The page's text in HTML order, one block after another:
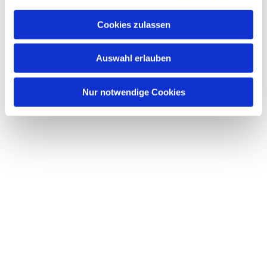
Cookies zulassen
Auswahl erlauben
Nur notwendige Cookies